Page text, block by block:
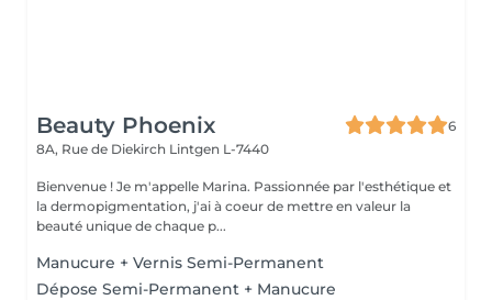
Beauty Phoenix
6
8A, Rue de Diekirch Lintgen L-7440
Bienvenue ! Je m'appelle Marina. Passionnée par l'esthétique et
la dermopigmentation, j'ai à coeur de mettre en valeur la
beauté unique de chaque p...
Manucure + Vernis Semi-Permanent
Dépose Semi-Permanent + Manucure